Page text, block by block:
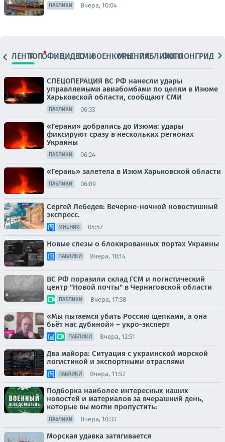
ПАБЛИКИ Вчера, 10:04
ЛЕНТАТОПОФИЦ.ВИДЕОСМИВОЕНКОРЫМНЕНИЯПАБЛИКИ
ФОТОЛОНГРИДЫ
СПЕЦОПЕРАЦИЯ ВС РФ нанесли удары
управляемыми авиабомбами по целям в Изюме
Харьковской области, сообщают СМИ
ПАБЛИКИ 06:33
«Герани» добрались до Изюма: удары
фиксируют сразу в нескольких регионах
Украины
ПАБЛИКИ 06:24
«Герань» залетела в Изюм Харьковской области
ПАБЛИКИ 06:09
Сергей Лебедев: Вечерне-ночной новостишный
экспресс.
МНЕНИЯ 05:57
Новые слезы о блокированных портах Украины
ПАБЛИКИ Вчера, 18:14
ВС РФ поразили склад ГСМ и логистический
центр "Новой почты" в Черниговской области
ПАБЛИКИ Вчера, 17:38
«Мы пытаемся убить Россию щепками, а она
бьёт нас дубиной» – укро-эксперт
ПАБЛИКИ Вчера, 12:51
Два майора: Ситуация с украинской морской
логистикой и экспортными отраслями
ПАБЛИКИ Вчера, 11:52
Подборка наиболее интересных наших
новостей и материалов за вчерашний день,
которые вы могли пропустить:
ПАБЛИКИ Вчера, 10:33
Морская удавка затягивается